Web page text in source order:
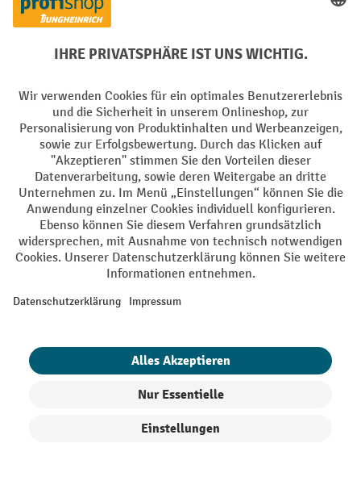
Mit einem Klick auf "Anmelden" erklären Sie sich bereit,
Newsletter zu erhalten.
Nähere Informationen zur Datenverarbeitung beim
Newsletter finden Sie hier.
Top Kategorien
Informationen
Digitale Beratung
Kontakt
Kontaktieren Sie uns über unserKontaktformular